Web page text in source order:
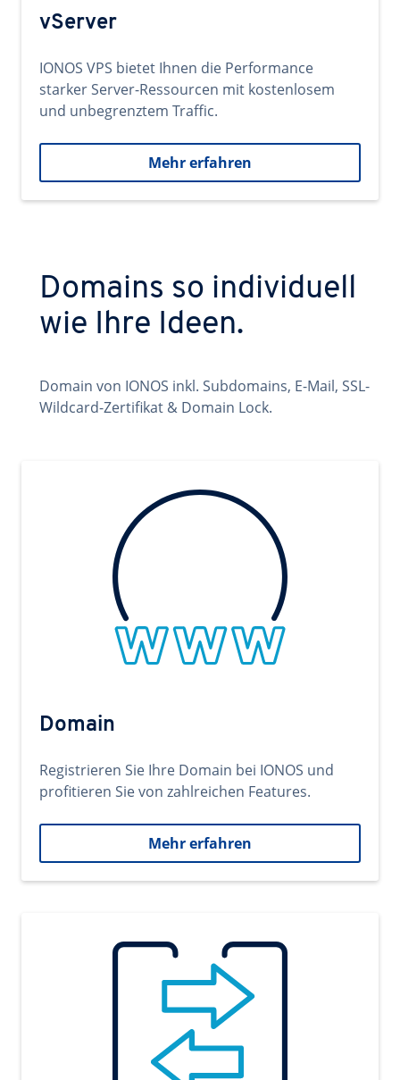
vServer
IONOS VPS bietet Ihnen die Performance
starker Server-Ressourcen mit kostenlosem
und unbegrenztem Traffic.
Mehr erfahren
Domains so individuell
wie Ihre Ideen.
Domain von IONOS inkl. Subdomains, E-Mail, SSL-
Wildcard-Zertifikat & Domain Lock.
Domain
Registrieren Sie Ihre Domain bei IONOS und
profitieren Sie von zahlreichen Features.
Mehr erfahren